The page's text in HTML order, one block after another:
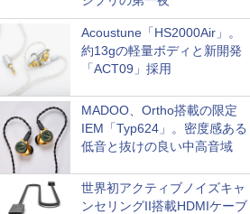
Acoustune「HS2000Air」。
約13gの軽量ボディと新開発
「ACT09」採用
MADOO、Ortho搭載の限定
IEM「Typ624」。密度感ある
低音と抜けの良い中高音域
世界初アクティブノイズキャ
ンセリングII搭載HDMIケーブ